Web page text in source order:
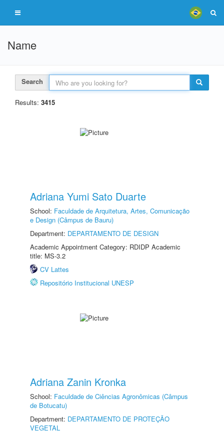
Name
Search
Results: 3415
Adriana Yumi Sato Duarte
School: Faculdade de Arquitetura, Artes, Comunicação
e Design (Câmpus de Bauru)
Department: DEPARTAMENTO DE DESIGN
Academic Appointment Category: RDIDP Academic
title: MS-3.2
CV Lattes
Repositório Institucional UNESP
Adriana Zanin Kronka
School: Faculdade de Ciências Agronômicas (Câmpus
de Botucatu)
Department: DEPARTAMENTO DE PROTEÇÃO
VEGETAL